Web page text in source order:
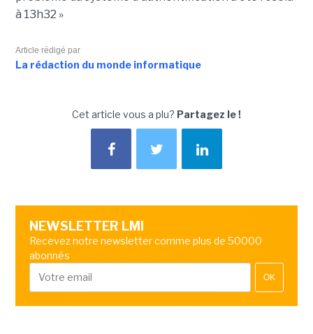
à 13h32 »
Article rédigé par
La rédaction du monde informatique
Cet article vous a plu? Partagez le !
NEWSLETTER LMI
Recevez notre newsletter comme plus de 50000
abonnés
OK